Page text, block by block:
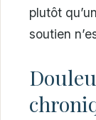
plutôt
soutien